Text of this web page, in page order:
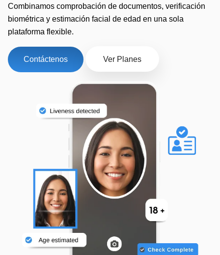
Combinamos comprobación de documentos, verificación
biométrica y estimación facial de edad en una sola
plataforma flexible.
Contáctenos Ver Planes